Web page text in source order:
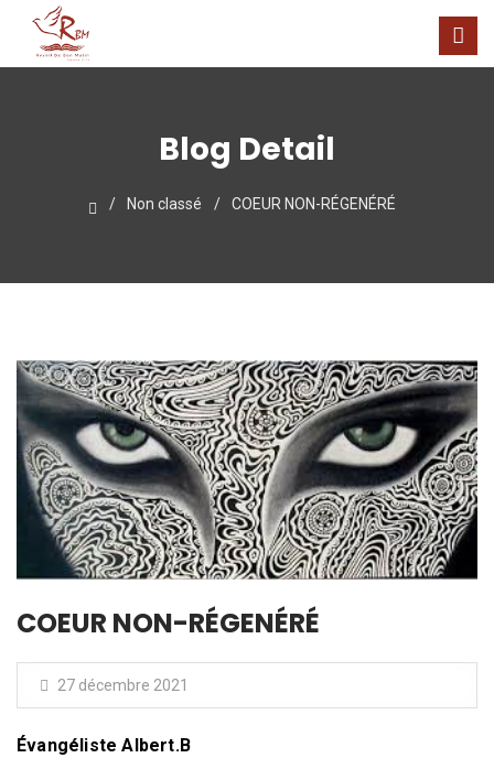
Blog Detail
Non classé COEUR NON-RÉGENÉRÉ
COEUR NON-RÉGENÉRÉ
27 décembre 2021
Évangéliste Albert.B